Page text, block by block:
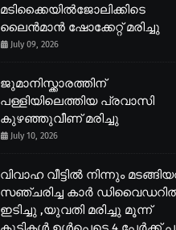
മടിക്കൈയിൽജോലിക്കിടെ
ലൈൻമാൻ ഷോക്കേറ്റ് മരിച്ചു
July 09, 2026
ജുമാനിസ്ക്കാരത്തിന്
പള്ളിയിലെത്തിയ പ്രവാസി
കുഴഞ്ഞുവീണ് മരിച്ചു
July 10, 2026
വിവാഹ വീട്ടിൽ നിന്നും
സഞ്ചരിച്ച കാർ
ഇടിച്ചു ,യുവതി മരിച്ചു മൂന്ന്